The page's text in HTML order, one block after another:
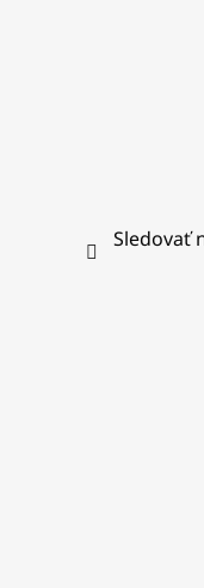
Sledovať